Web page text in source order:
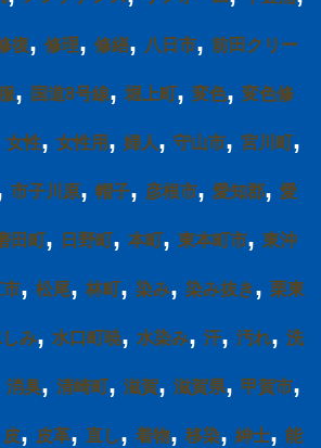
復, 修理, 修繕, 八日市, 前田クリー
, 国道8号線, 堀上町, 変色, 変色修
女性, 女性用 , 婦人, 守山市, 宮川町,
市子川原, 帽子, 彦根市, 愛知郡, 愛
田町, 日野町, 本町, 東本町市, 東沖
市, 松尾, 林町, 染み, 染み抜き, 栗東
み, 水口町暁, 水染み, 汗, 汚れ, 洗
消臭, 清崎町, 滋賀, 滋賀県, 甲賀市,
皮, 皮革, 直し, 着物, 移染, 紳士, 能